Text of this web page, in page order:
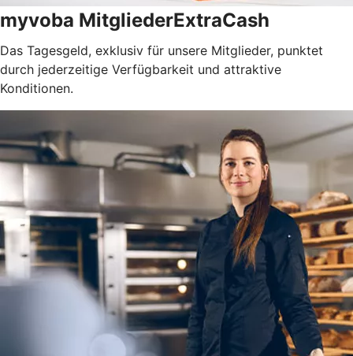
myvoba MitgliederExtraCash
Das Tagesgeld, exklusiv für unsere Mitglieder, punktet
durch jederzeitige Verfügbarkeit und attraktive
Konditionen.